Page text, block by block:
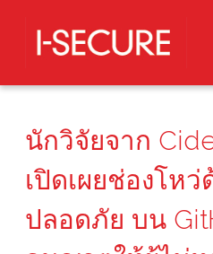
นักวิจัยจาก
เปิดเผยช่องโห
ปลอดภัย บน